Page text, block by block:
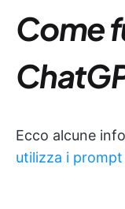
Come
Ecco alcune
utilizza i prompt